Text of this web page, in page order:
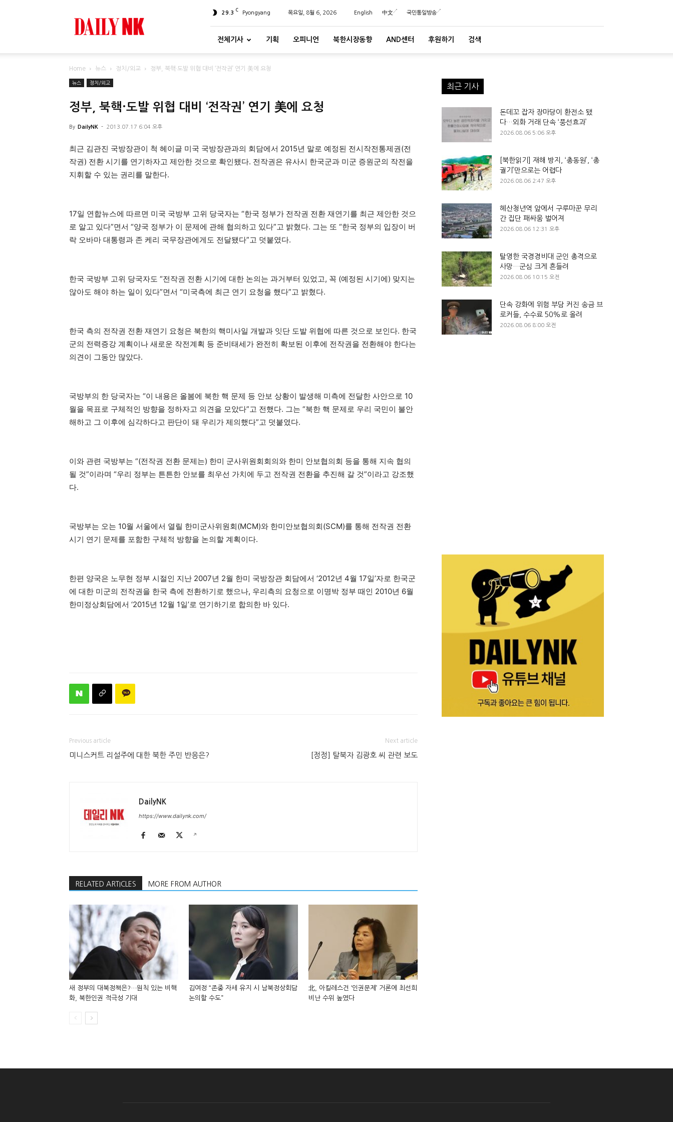
29.3 C Pyongyang 목요일, 8월 6, 2026 English 中文 국민통일방송
전체기사 기획 오피니언 북한시장동향 AND센터 후원하기 검색
Home 뉴스 정치/외교 정부, 북핵·도발 위협 대비 ‘전작권’ 연기 美에 요청
뉴스 정치/외교
정부, 북핵·도발 위협 대비 ‘전작권’ 연기 美에 요청
By DailyNK - 2013.07.17 6:04 오후
최근 김관진 국방장관이 척 헤이글 미국 국방장관과의 회담에서 2015년 말로 예정된 전시작전통제권(전
작권) 전환 시기를 연기하자고 제안한 것으로 확인됐다. 전작권은 유사시 한국군과 미군 증원군의 작전을
지휘할 수 있는 권리를 말한다.
17일 연합뉴스에 따르면 미국 국방부 고위 당국자는 “한국 정부가 전작권 전환 재연기를 최근 제안한 것으
로 알고 있다”면서 “양국 정부가 이 문제에 관해 협의하고 있다”고 밝혔다. 그는 또 “한국 정부의 입장이 버
락 오바마 대통령과 존 케리 국무장관에게도 전달됐다”고 덧붙였다.
한국 국방부 고위 당국자도 “전작권 전환 시기에 대한 논의는 과거부터 있었고, 꼭 (예정된 시기에) 맞지는
않아도 해야 하는 일이 있다”면서 “미국측에 최근 연기 요청을 했다”고 밝혔다.
한국 측의 전작권 전환 재연기 요청은 북한의 핵미사일 개발과 잇단 도발 위협에 따른 것으로 보인다. 한국
군의 전력증강 계획이나 새로운 작전계획 등 준비태세가 완전히 확보된 이후에 전작권을 전환해야 한다는
의견이 그동안 많았다.
국방부의 한 당국자는 “이 내용은 올봄에 북한 핵 문제 등 안보 상황이 발생해 미측에 전달한 사안으로 10
월을 목표로 구체적인 방향을 정하자고 의견을 모았다”고 전했다. 그는 “북한 핵 문제로 우리 국민이 불안
해하고 그 이후에 심각하다고 판단이 돼 우리가 제의했다”고 덧붙였다.
이와 관련 국방부는 “(전작권 전환 문제는) 한미 군사위원회회의와 한미 안보협의회 등을 통해 지속 협의
될 것”이라며 “우리 정부는 튼튼한 안보를 최우선 가치에 두고 전작권 전환을 추진해 갈 것”이라고 강조했
다.
국방부는 오는 10월 서울에서 열릴 한미군사위원회(MCM)와 한미안보협의회(SCM)를 통해 전작권 전환
시기 연기 문제를 포함한 구체적 방향을 논의할 계획이다.
한편 양국은 노무현 정부 시절인 지난 2007년 2월 한미 국방장관 회담에서 ‘2012년 4월 17일’자로 한국군
에 대한 미군의 전작권을 한국 측에 전환하기로 했으나, 우리측의 요청으로 이명박 정부 때인 2010년 6월
한미정상회담에서 ‘2015년 12월 1일’로 연기하기로 합의한 바 있다.
Previous article
미니스커트 리설주에 대한 북한 주민 반응은?
Next article
[정정] 탈북자 김광호 씨 관련 보도
DailyNK
https://www.dailynk.com/
RELATED ARTICLES MORE FROM AUTHOR
새 정부의 대북정책은?…원칙 있는 비핵
화, 북한인권 적극성 기대
김여정 “존중 자세 유지 시 남북정상회담
논의할 수도”
北, 아킬레스건 ‘인권문제’ 거론에 최선희
비난 수위 높였다
최근 기사
돈데꼬 잡자 장마당이 환전소 됐
다…외화 거래 단속 ‘풍선효과’
2026.08.06 5:06 오후
[북한읽기] 재해 방지, ‘총동원’, ‘총
궐기’만으로는 어렵다
2026.08.06 2:47 오후
혜산청년역 앞에서 구루마꾼 무리
간 집단 패싸움 벌어져
2026.08.06 12:31 오후
탈영한 국경경비대 군인 총격으로
사망…군심 크게 흔들려
2026.08.06 10:15 오전
단속 강화에 위험 부담 커진 송금 브
로커들, 수수료 50%로 올려
2026.08.06 8:00 오전